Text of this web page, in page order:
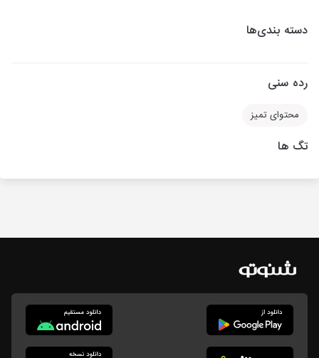
دسته بندی‌ها
رده سنی
محتوای تمیز
تگ ها